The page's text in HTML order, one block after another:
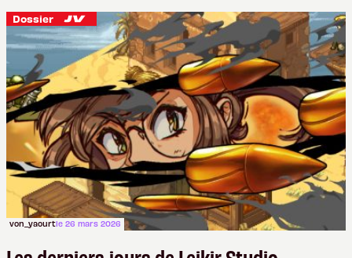
Dossier
von_yaourtle 26 mars 2026